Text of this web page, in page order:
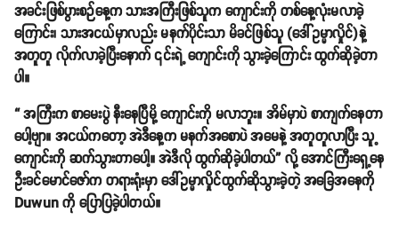
အခင်းဖြစ်ပွားစဉ်နေ့က သားအကြီးဖြစ်သူက ကျောင်းကို တစ်နေ့လုံးမလာခဲ့
ကြောင်း၊ သားအငယ်မှာလည်း မနက်ပိုင်းသာ မိခင်ဖြစ်သူ (ဒေါ်ဥမ္မာလှိုင်)နဲ့
အတူတူ လိုက်လာခဲ့ပြီးနောက် ၎င်းရဲ့ ကျောင်းကို သွားခဲ့ကြောင်း ထွက်ဆိုခဲ့တာ
ပါ။
“ အကြီးက စာမေးပွဲ နီးနေပြီမို့ ကျောင်းကို မလာဘူး။ အိမ်မှာပဲ စာကျက်နေတာ
ပေါ့ဗျာ။ အငယ်ကတော့ အဲဒီနေ့က မနက်အစောပဲ အမေနဲ့ အတူတူလာပြီး သူ့
ကျောင်းကို ဆက်သွားတာပေါ့။ အဲဒီလို ထွက်ဆိုခဲ့ပါတယ်” လို့ အောင်ကြီးရှေ့နေ
ဦးခင်မောင်ဇော်က တရားရုံးမှာ ဒေါ်ဥမ္မာလှိုင်ထွက်ဆိုသွားခဲ့တဲ့ အခြေအနေကို
Duwun ကို ပြောပြခဲ့ပါတယ်။